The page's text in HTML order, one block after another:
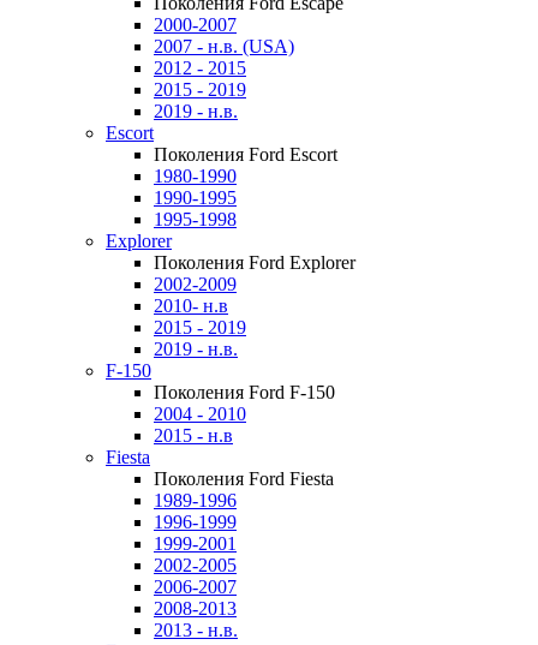
2000-2007
2007 - н.в. (USA)
2012 - 2015
2015 - 2019
2019 - н.в.
Escort
Поколения Ford Escort
1980-1990
1990-1995
1995-1998
Explorer
Поколения Ford Explorer
2002-2009
2010- н.в
2015 - 2019
2019 - н.в.
F-150
Поколения Ford F-150
2004 - 2010
2015 - н.в
Fiesta
Поколения Ford Fiesta
1989-1996
1996-1999
1999-2001
2002-2005
2006-2007
2008-2013
2013 - н.в.